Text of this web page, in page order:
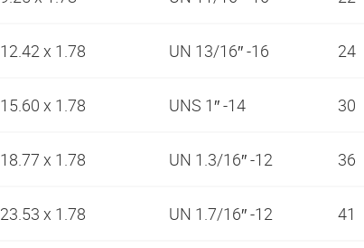
12.42 x 1.78 UN 13/16″ -16 24
15.60 x 1.78 UNS 1″ -14 30
18.77 x 1.78 UN 1.3/16″ -12 36
23.53 x 1.78 UN 1.7/16″ -12 41